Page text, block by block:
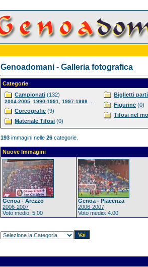
Genoadomani - Galleria fotografica
Categorie
Campionati (132)
2004-2005 1990-1991 1997-1998
Coreografie (9)
Materiale Tifosi (0)
Biglietti
Figurine (0)
Tifosi nel
193 immagini nelle 26 categorie.
Nuove Immagini
Genoa - Arezzo
2006-2007
Voto medio: 5.00
Genoa - Piacenza
2006-2007
Voto medio: 4.00